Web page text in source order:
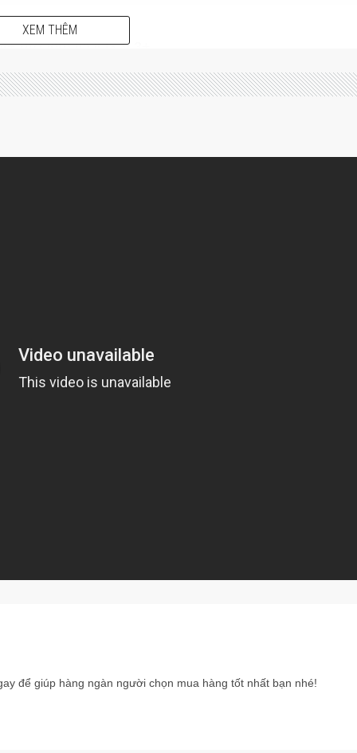
(trở lên) và iOS 9.3+
thấp
XEM THÊM
để giúp hàng ngàn người chọn mua hàng tốt nhất bạn nhé!